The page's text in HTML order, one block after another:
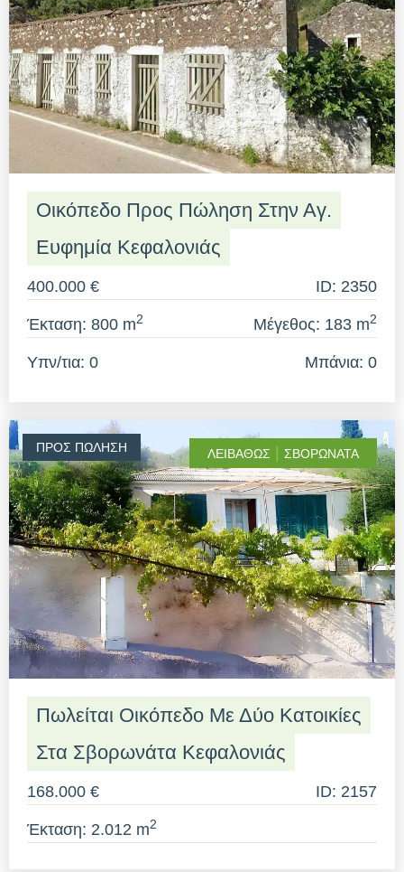
Οικόπεδο Προς Πώληση Στην Αγ.
Ευφημία Κεφαλονιάς
400.000 € ID: 2350
Έκταση: 800 m2 Μέγεθος: 183 m2
Υπν/τια: 0 Μπάνια: 0
ΠΡΟΣ ΠΏΛΗΣΗ ΛΕΙΒΑΘΏΣ ΣΒΟΡΩΝΆΤΑ
Πωλείται Οικόπεδο Με Δύο Κατοικίες
Στα Σβορωνάτα Κεφαλονιάς
168.000 € ID: 2157
Έκταση: 2.012 m2